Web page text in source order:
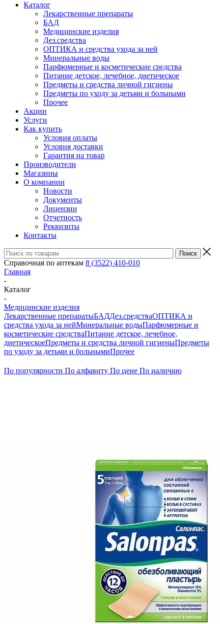
Каталог
Лекарственные препараты
БАД
Медицинские изделия
Дез.средства
ОПТИКА и средства ухода за ней
Минеральные воды
Парфюмерные и косметические средства
Питание детское, лечебное, диетическое
Предметы и средства личной гигиены
Предметы по уходу за детьми и больными
Прочее
Акции
Услуги
Как купить
Условия оплаты
Условия доставки
Гарантия на товар
Производители
Магазины
О компании
Новости
Документы
Лицензии
Отчетность
Реквизиты
Контакты
Справочная по аптекам 8 (3522) 410-010
Главная
-
Каталог
-
Медицинские изделия
Лекарственные препаратыБАДДез.средстваОПТИКА и
средства ухода за нейМинеральные водыПарфюмерные и
косметические средстваПитание детское, лечебное,
диетическоеПредметы и средства личной гигиеныПредметы
по уходу за детьми и больнымиПрочее
По популярности По алфавиту По цене По наличию